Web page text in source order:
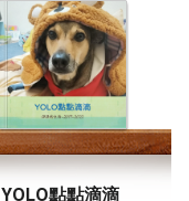
YOLO點點滴滴